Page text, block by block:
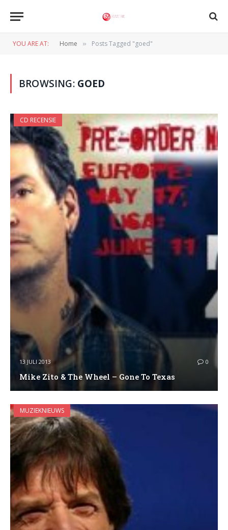
YOU ARE AT: Home » Posts Tagged "goed"
BROWSING: GOED
CD RECENSIE
13 JULI 2013 0
Mike Zito & The Wheel – Gone To Texas
MUZIEKNIEUWS